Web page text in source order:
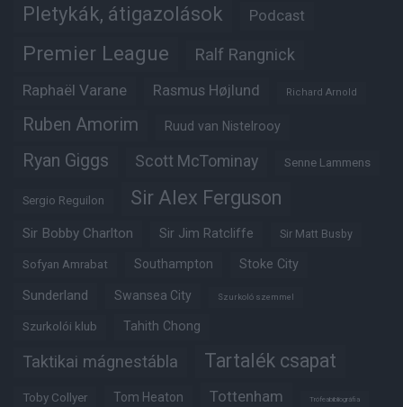
Pletykák, átigazolások Podcast
Premier League Ralf Rangnick
Raphaël Varane Rasmus Højlund Richard Arnold
Ruben Amorim Ruud van Nistelrooy
Ryan Giggs Scott McTominay Senne Lammens
Sergio Reguilon Sir Alex Ferguson
Sir Bobby Charlton Sir Jim Ratcliffe Sir Matt Busby
Sofyan Amrabat Southampton Stoke City
Sunderland Swansea City Szurkoló szemmel
Szurkolói klub Tahith Chong
Taktikai mágnestábla Tartalék csapat
Toby Collyer Tom Heaton Tottenham Trófeabibliográfia